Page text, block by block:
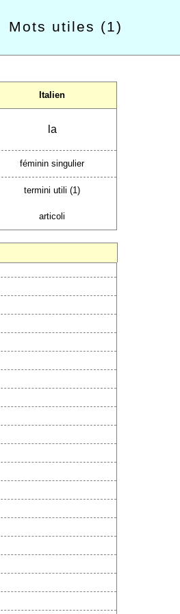
Mots utiles (1)
Italien
la
féminin singulier
termini utili (1)
articoli